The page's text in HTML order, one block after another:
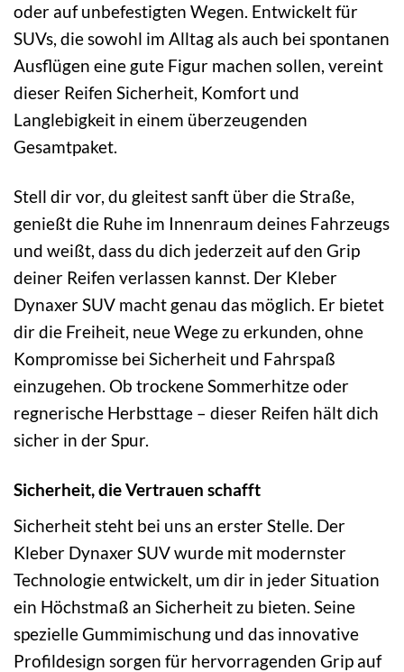
oder auf unbefestigten Wegen. Entwickelt für
SUVs, die sowohl im Alltag als auch bei spontanen
Ausflügen eine gute Figur machen sollen, vereint
dieser Reifen Sicherheit, Komfort und
Langlebigkeit in einem überzeugenden
Gesamtpaket.
Stell dir vor, du gleitest sanft über die Straße,
genießt die Ruhe im Innenraum deines Fahrzeugs
und weißt, dass du dich jederzeit auf den Grip
deiner Reifen verlassen kannst. Der Kleber
Dynaxer SUV macht genau das möglich. Er bietet
dir die Freiheit, neue Wege zu erkunden, ohne
Kompromisse bei Sicherheit und Fahrspaß
einzugehen. Ob trockene Sommerhitze oder
regnerische Herbsttage – dieser Reifen hält dich
sicher in der Spur.
Sicherheit, die Vertrauen schafft
Sicherheit steht bei uns an erster Stelle. Der
Kleber Dynaxer SUV wurde mit modernster
Technologie entwickelt, um dir in jeder Situation
ein Höchstmaß an Sicherheit zu bieten. Seine
spezielle Gummimischung und das innovative
Profildesign sorgen für hervorragenden Grip auf